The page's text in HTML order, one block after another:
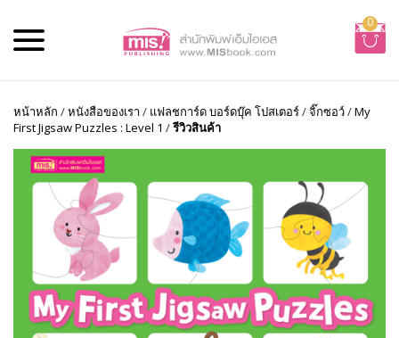
0
หน้าหลัก /หนังสือของเรา / แฟลชการ์ด บอร์ดบุ๊ค โปสเตอร์/จิ๊กซอว์/My
First Jigsaw Puzzles : Level 1 /รีวิวสินค้า